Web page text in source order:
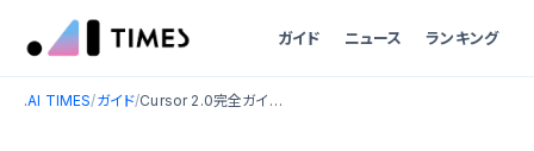
ガイド ニュース ランキング
.AI TIMES/ガイド/ Cursor 2.0完全ガイド【2026年最新】：新機能・料金・使い方からCursor 3.0への進化まで徹底解説